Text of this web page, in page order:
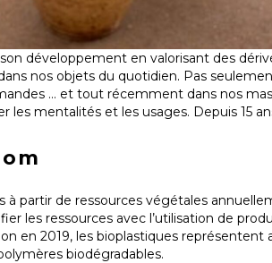
développement en valorisant des
nos objets du quotidien. Pas
… et tout récemment dans nos
mentalités et les usages. Depuis 15
partir de ressources végétales
les ressources avec l’utilisation de
en 2019, les bioplastiques représentent
biodégradables.